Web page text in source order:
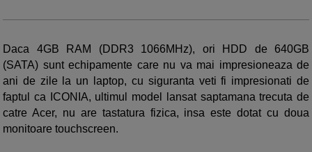
Daca 4GB RAM (DDR3 1066MHz), ori HDD de 640GB
(SATA) sunt echipamente care nu va mai impresioneaza de
ani de zile la un laptop, cu siguranta veti fi impresionati de
faptul ca ICONIA, ultimul model lansat saptamana trecuta de
catre Acer, nu are tastatura fizica, insa este dotat cu doua
monitoare touchscreen.